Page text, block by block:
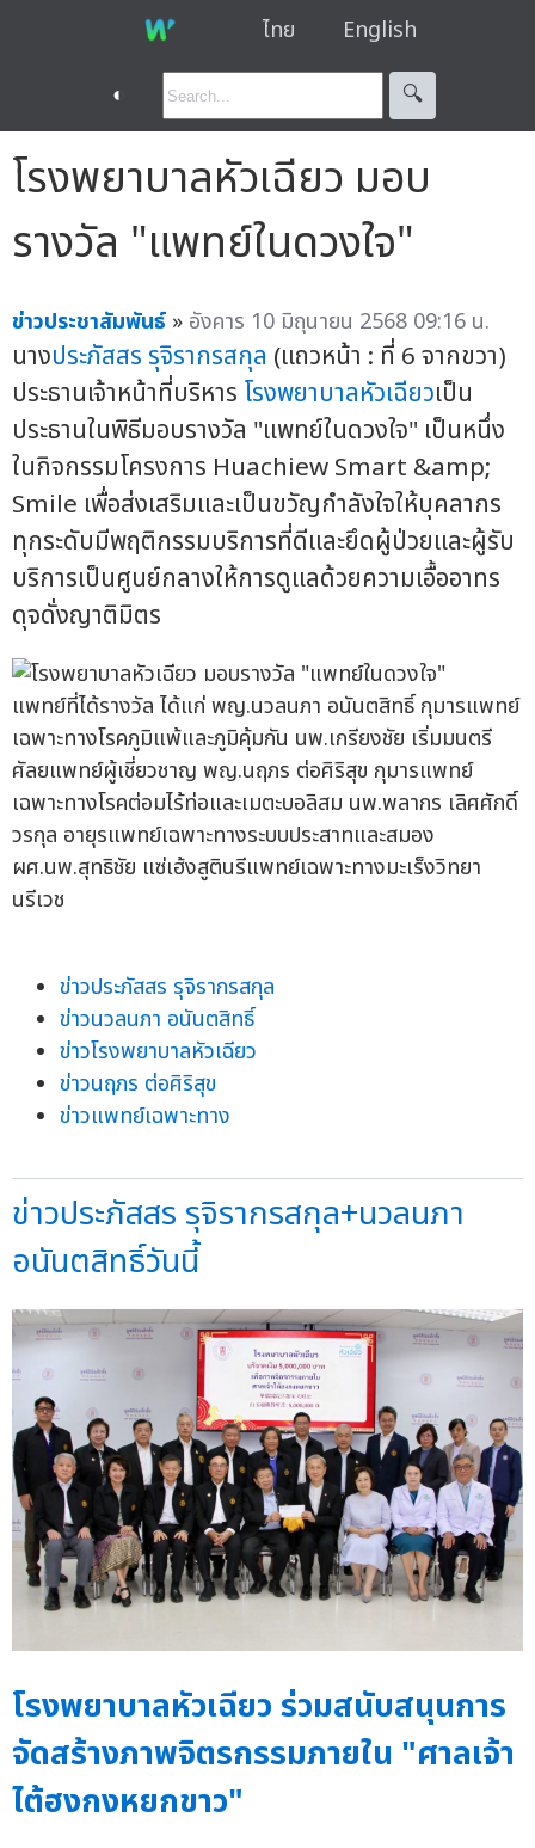
ไทย English
◐ 🔍︎
โรงพยาบาลหัวเฉียว มอบ
รางวัล "แพทย์ในดวงใจ"
ข่าวประชาสัมพันธ์ » อังคาร 10 มิถุนายน 2568 09:16 น.
นางประภัสสร รุจิรากรสกุล (แถวหน้า : ที่ 6 จากขวา)
ประธานเจ้าหน้าที่บริหาร โรงพยาบาลหัวเฉียวเป็น
ประธานในพิธีมอบรางวัล "แพทย์ในดวงใจ" เป็นหนึ่ง
ในกิจกรรมโครงการ Huachiew Smart &amp;
Smile เพื่อส่งเสริมและเป็นขวัญกำลังใจให้บุคลากร
ทุกระดับมีพฤติกรรมบริการที่ดีและยึดผู้ป่วยและผู้รับ
บริการเป็นศูนย์กลางให้การดูแลด้วยความเอื้ออาทร
ดุจดั่งญาติมิตร
แพทย์ที่ได้รางวัล ได้แก่ พญ.นวลนภา อนันตสิทธิ์ กุมารแพทย์
เฉพาะทางโรคภูมิแพ้และภูมิคุ้มกัน นพ.เกรียงชัย เริ่มมนตรี
ศัลยแพทย์ผู้เชี่ยวชาญ พญ.นฤภร ต่อศิริสุข กุมารแพทย์
เฉพาะทางโรคต่อมไร้ท่อและเมตะบอลิสม นพ.พลากร เลิศศักดิ์
วรกุล อายุรแพทย์เฉพาะทางระบบประสาทและสมอง
ผศ.นพ.สุทธิชัย แซ่เฮ้งสูตินรีแพทย์เฉพาะทางมะเร็งวิทยา
นรีเวช
ข่าวประภัสสร รุจิรากรสกุล
ข่าวนวลนภา อนันตสิทธิ์
ข่าวโรงพยาบาลหัวเฉียว
ข่าวนฤภร ต่อศิริสุข
ข่าวแพทย์เฉพาะทาง
ข่าวประภัสสร รุจิรากรสกุล+นวลนภา
อนันตสิทธิ์วันนี้
โรงพยาบาลหัวเฉียว ร่วมสนับสนุนการ
จัดสร้างภาพจิตรกรรมภายใน "ศาลเจ้า
ไต้ฮงกงหยกขาว"